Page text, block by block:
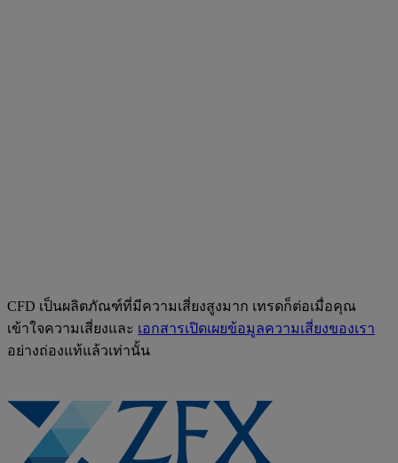
CFD เป็นผลิตภัณฑ์ที่มีความเสี่ยงสูงมาก เทรดก็ต่อเมื่อคุณ
เข้าใจความเสี่ยงและ เอกสารเปิดเผยข้อมูลความเสี่ยงของเรา
อย่างถ่องแท้แล้วเท่านั้น